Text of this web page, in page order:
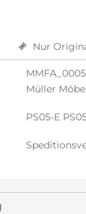
Nur
Müller
PS05-E